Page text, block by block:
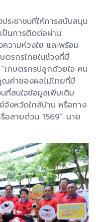
ะชาชนที่ให้การสนับสนุน
ป็นการติดต่อผ่าน
วามห่วงใย และพร้อม
ตรกรไทยในช่วงที่มี
เกษตรกรปลูกด้วยใจ คน
ค่าของผลไม้ไทยที่มี
ที่สนใจข้อมูลเพิ่มเติม
งหวัดใกล้บ้าน หรือทาง
อสายด่วน 1569” นาย